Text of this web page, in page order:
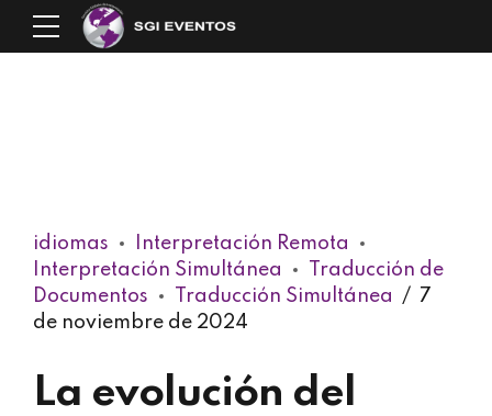
idiomas
Interpretación Remota
Interpretación Simultánea
Traducción de
Documentos
Traducción Simultánea
7
de noviembre de 2024
La evolución del